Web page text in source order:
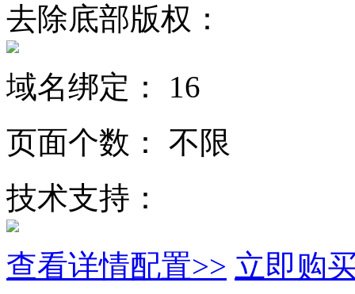
去除底部版权：
域名绑定：
16
页面个数：
不限
技术支持：
查看详情配置>> 立即购